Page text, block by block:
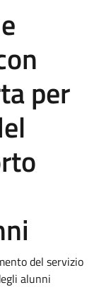
per
del servizio
alunni